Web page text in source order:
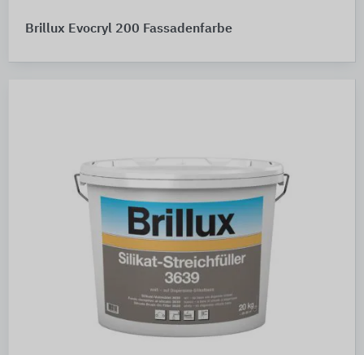
Brillux Evocryl 200 Fassadenfarbe